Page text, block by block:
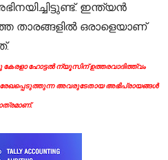
ഇന്ത്യന്‍
താരങ്ങളില്‍ ഒരാളെയാണ്
ഹോട്ടൽ ന്യൂസിന് ഉത്തരവാദിത്ത്വം
രേഖപ്പെടുത്തുന്ന അവരുടേതായ അഭിപ്രായങ്ങൾ